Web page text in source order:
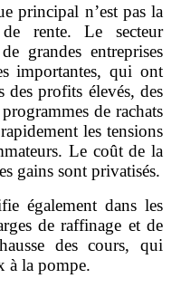
principal n’est pas la
rente. Le secteur
grandes entreprises
importantes, qui ont
des profits élevés, des
de rachats
les tensions
Le coût de la
gains sont privatisés.
également dans les
de raffinage et de
des cours, qui
à la pompe.